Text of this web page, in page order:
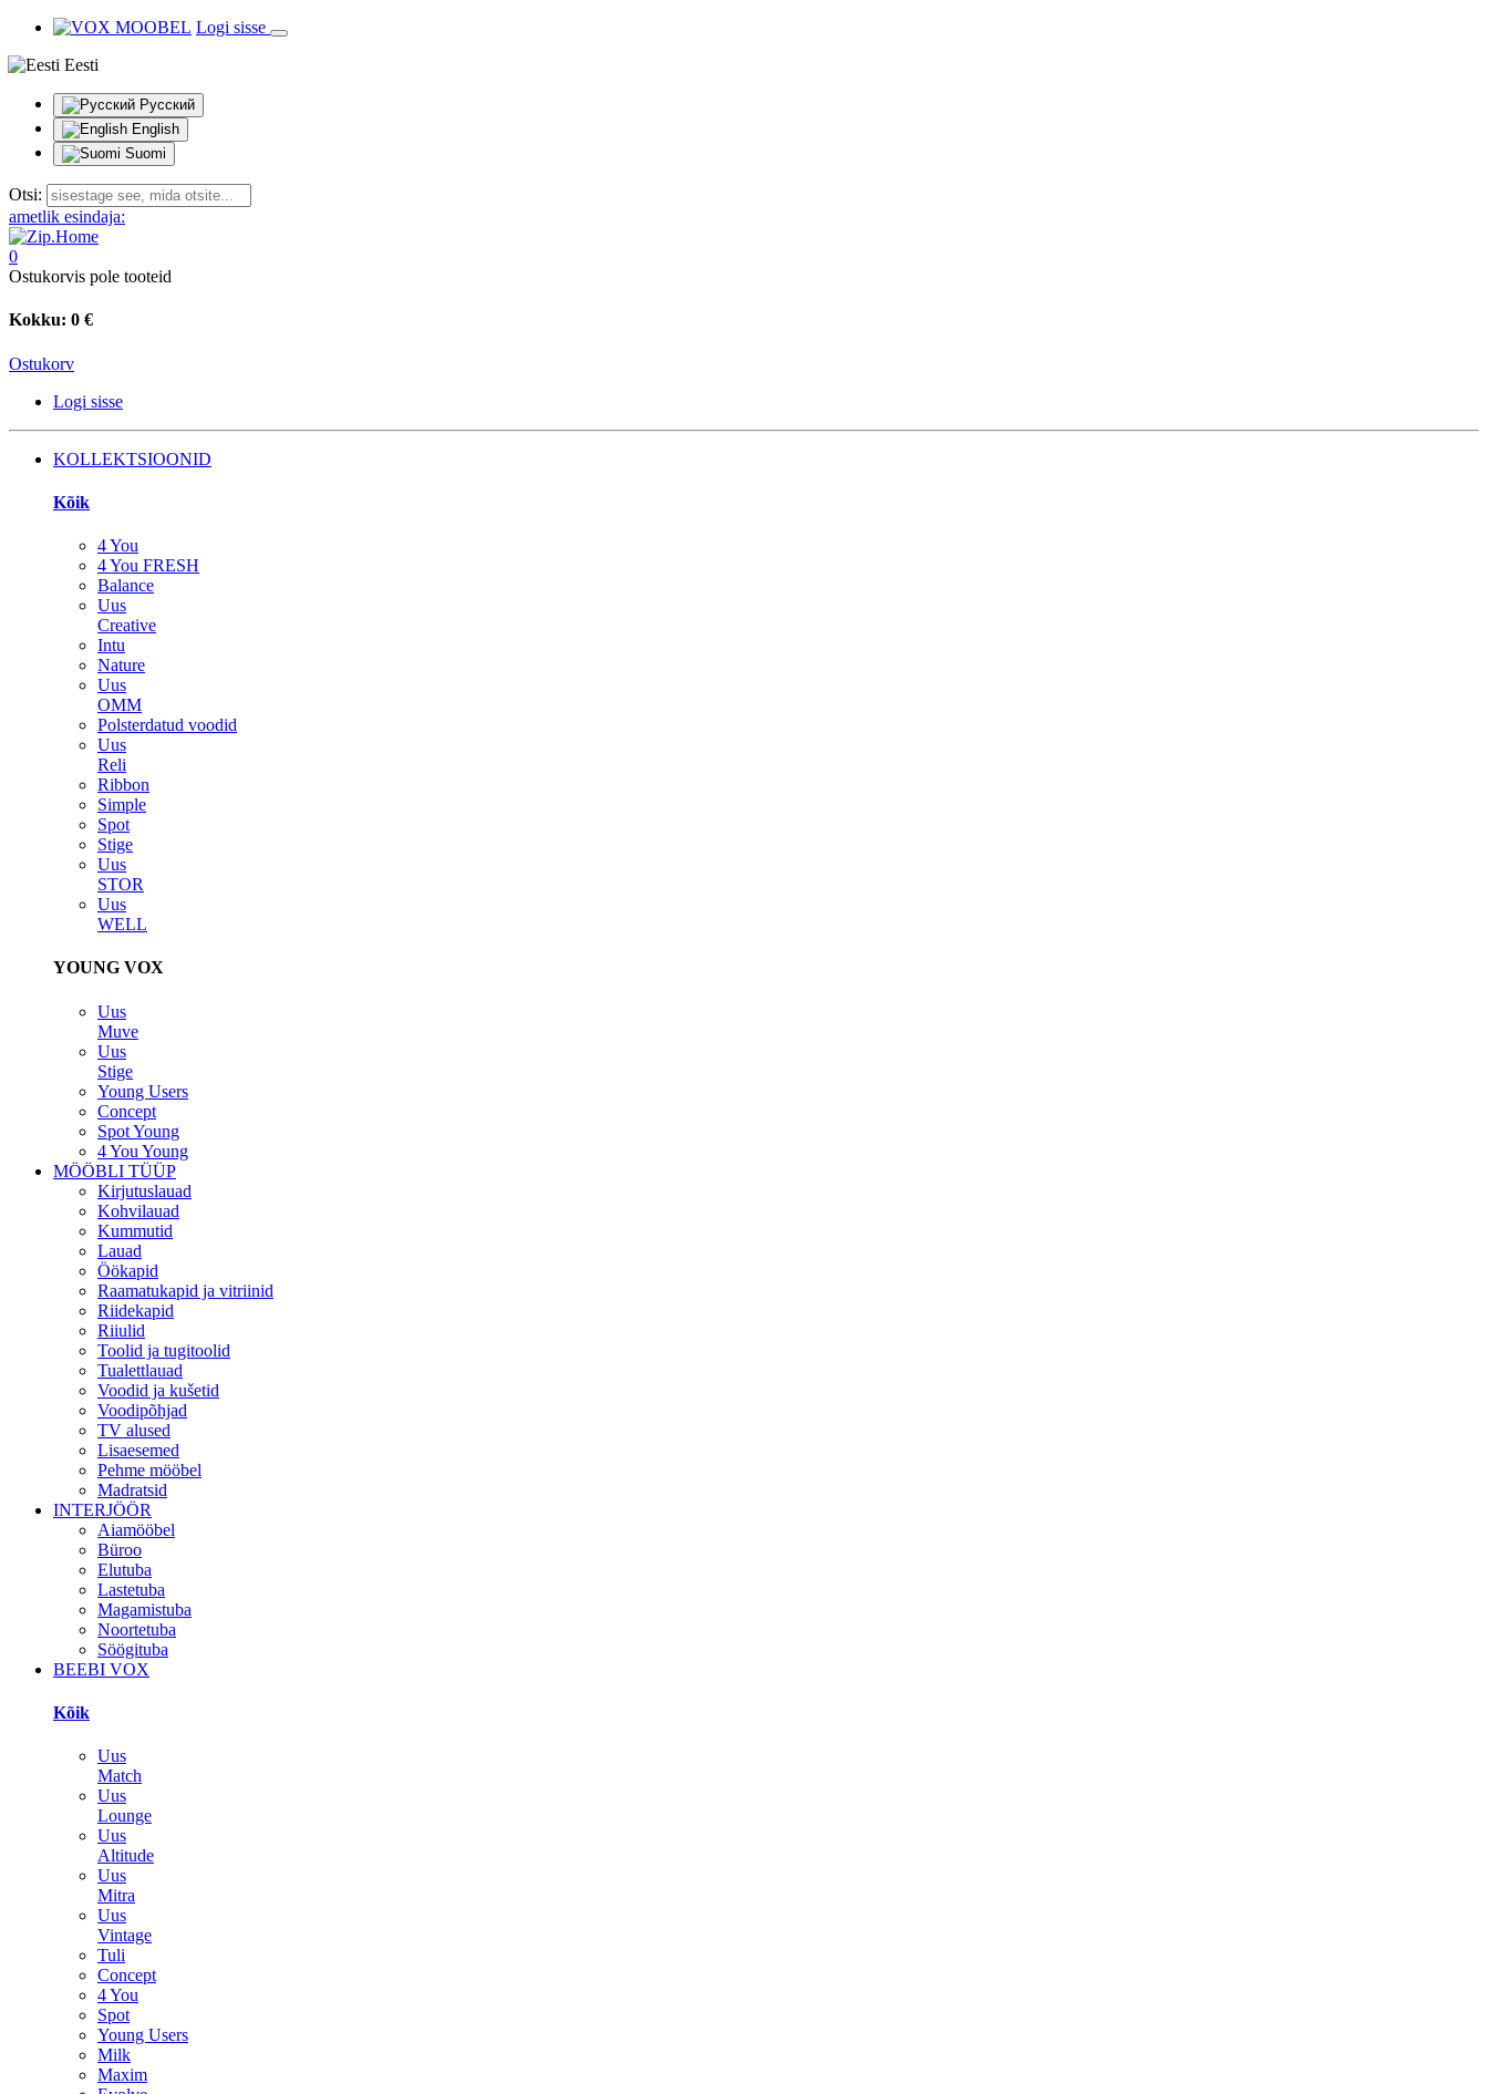
Logi sisse
Eesti
Русский
English
Suomi
Otsi:
ametlik esindaja:
0
Ostukorvis pole tooteid
Kokku: 0 €
Ostukorv
Logi sisse
KOLLEKTSIOONID
Kõik
4 You
4 You FRESH
Balance
Uus
Creative
Intu
Nature
Uus
OMM
Polsterdatud voodid
Uus
Reli
Ribbon
Simple
Spot
Stige
Uus
STOR
Uus
WELL
YOUNG VOX
Uus
Muve
Uus
Stige
Young Users
Concept
Spot Young
4 You Young
MÖÖBLI TÜÜP
Kirjutuslauad
Kohvilauad
Kummutid
Lauad
Öökapid
Raamatukapid ja vitriinid
Riidekapid
Riiulid
Toolid ja tugitoolid
Tualettlauad
Voodid ja kušetid
Voodipõhjad
TV alused
Lisaesemed
Pehme mööbel
Madratsid
INTERJÖÖR
Aiamööbel
Büroo
Elutuba
Lastetuba
Magamistuba
Noortetuba
Söögituba
BEEBI VOX
Kõik
Uus
Match
Uus
Lounge
Uus
Altitude
Uus
Mitra
Uus
Vintage
Tuli
Concept
4 You
Spot
Young Users
Milk
Maxim